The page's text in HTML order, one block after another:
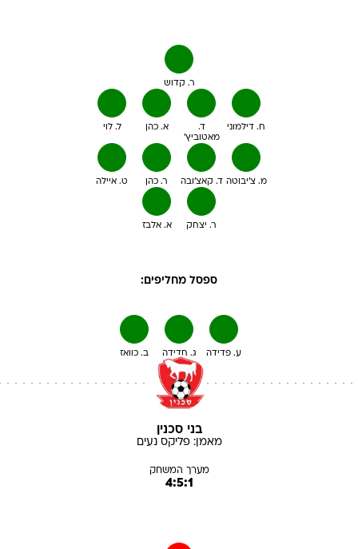
ר. קדוש
ל. לוי א. כהן
ד.
מאטוביץ'
ח. דילמוני
ט. איילה ר. כהן ד. קאצ'ובה מ. צ'יבוטה
א. אלבז ר. יצחק
ספסל מחליפים:
ב. כוואז ג. חדידה ע. פדידה
בני סכנין
מאמן:פליקס נעים
מערך המשחק
4:5:1